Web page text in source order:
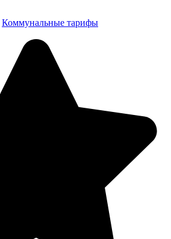
Коммунальные тарифы